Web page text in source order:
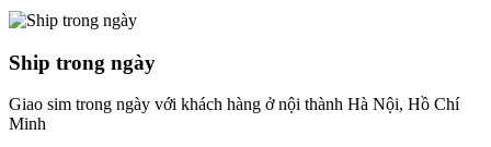
Ship trong ngày
Giao sim trong ngày với khách hàng ở nội thành Hà Nội, Hồ Chí
Minh